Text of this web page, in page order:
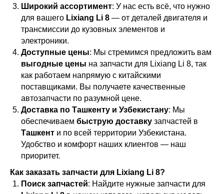
Широкий ассортимент: У нас есть всё, что нужно
для вашего Lixiang Li 8 — от деталей двигателя и
трансмиссии до кузовных элементов и
электроники.
Доступные цены: Мы стремимся предложить вам
выгодные цены на запчасти для Lixiang Li 8, так
как работаем напрямую с китайскими
поставщиками. Вы получаете качественные
автозапчасти по разумной цене.
Доставка по Ташкенту и Узбекистану: Мы
обеспечиваем быструю доставку запчастей в
Ташкент и по всей территории Узбекистана.
Удобство и комфорт наших клиентов — наш
приоритет.
Как заказать запчасти для Lixiang Li 8?
Поиск запчастей: Найдите нужные запчасти для